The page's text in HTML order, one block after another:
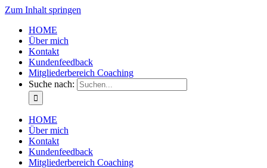
Zum Inhalt springen
HOME
Über mich
Kontakt
Kundenfeedback
Mitgliederbereich Coaching
Suche nach:
HOME
Über mich
Kontakt
Kundenfeedback
Mitgliederbereich Coaching